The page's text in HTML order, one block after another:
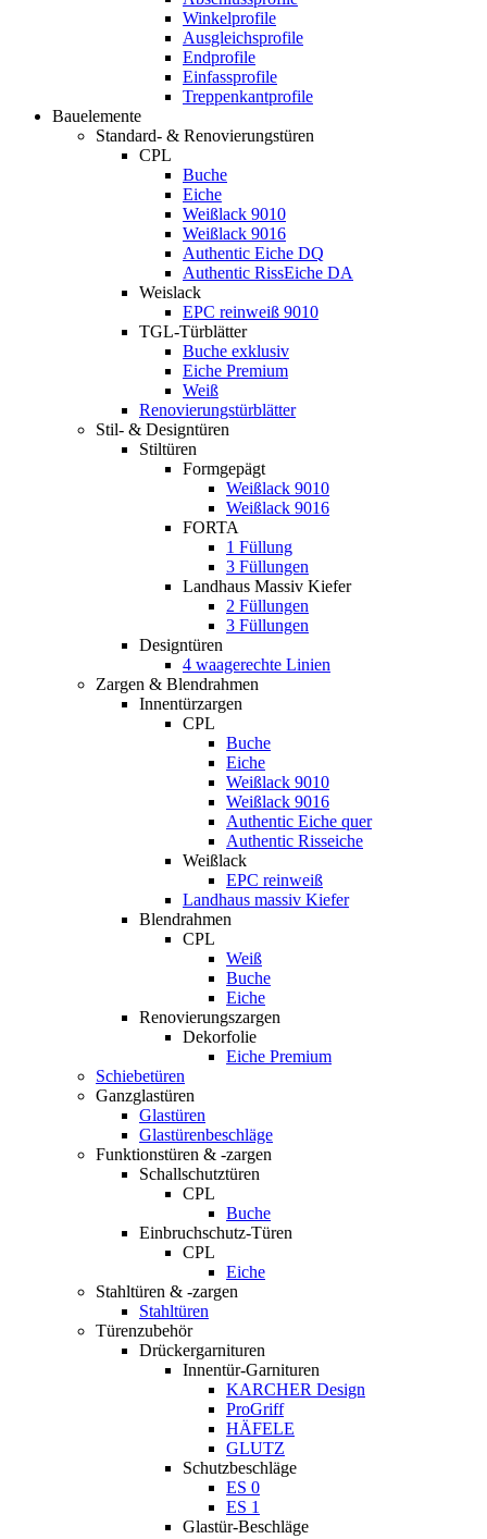
Winkelprofile
Ausgleichsprofile
Endprofile
Einfassprofile
Treppenkantprofile
Bauelemente
Standard- & Renovierungstüren
CPL
Buche
Eiche
Weißlack 9010
Weißlack 9016
Authentic Eiche DQ
Authentic RissEiche DA
Weislack
EPC reinweiß 9010
TGL-Türblätter
Buche exklusiv
Eiche Premium
Weiß
Renovierungstürblätter
Stil- & Designtüren
Stiltüren
Formgepägt
Weißlack 9010
Weißlack 9016
FORTA
1 Füllung
3 Füllungen
Landhaus Massiv Kiefer
2 Füllungen
3 Füllungen
Designtüren
4 waagerechte Linien
Zargen & Blendrahmen
Innentürzargen
CPL
Buche
Eiche
Weißlack 9010
Weißlack 9016
Authentic Eiche quer
Authentic Risseiche
Weißlack
EPC reinweiß
Landhaus massiv Kiefer
Blendrahmen
CPL
Weiß
Buche
Eiche
Renovierungszargen
Dekorfolie
Eiche Premium
Schiebetüren
Ganzglastüren
Glastüren
Glastürenbeschläge
Funktionstüren & -zargen
Schallschutztüren
CPL
Buche
Einbruchschutz-Türen
CPL
Eiche
Stahltüren & -zargen
Stahltüren
Türenzubehör
Drückergarnituren
Innentür-Garnituren
KARCHER Design
ProGriff
HÄFELE
GLUTZ
Schutzbeschläge
ES 0
ES 1
Glastür-Beschläge